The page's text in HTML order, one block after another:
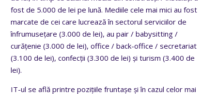
fost de 5.000 de lei pe lună. Mediile cele mai mici au fost
marcate de cei care lucrează în sectorul serviciilor de
înfrumusețare (3.000 de lei), au pair / babysitting /
curățenie (3.000 de lei), office / back-office / secretariat
(3.100 de lei), confecții (3.300 de lei) și turism (3.400 de
lei).
IT-ul se află printre pozițiile fruntașe și în cazul celor mai